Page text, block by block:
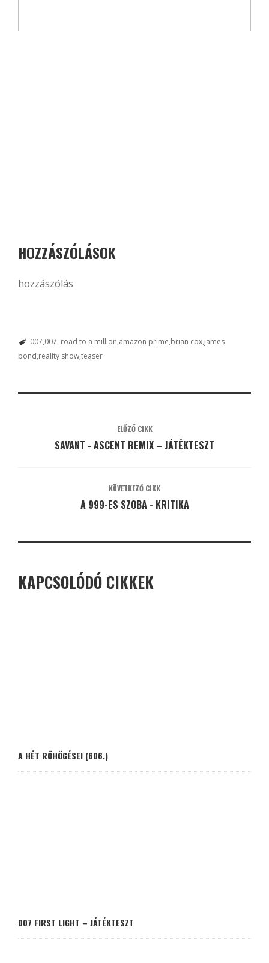
HOZZÁSZÓLÁSOK
hozzászólás
007 007: road to a million amazon prime brian cox james
bond reality showteaser
ELŐZŐ CIKK
SAVANT - ASCENT REMIX – JÁTÉKTESZT
KÖVETKEZŐ CIKK
A 999-ES SZOBA - KRITIKA
KAPCSOLÓDÓ CIKKEK
A HÉT RÖHÖGÉSEI (606.)
007 FIRST LIGHT – JÁTÉKTESZT